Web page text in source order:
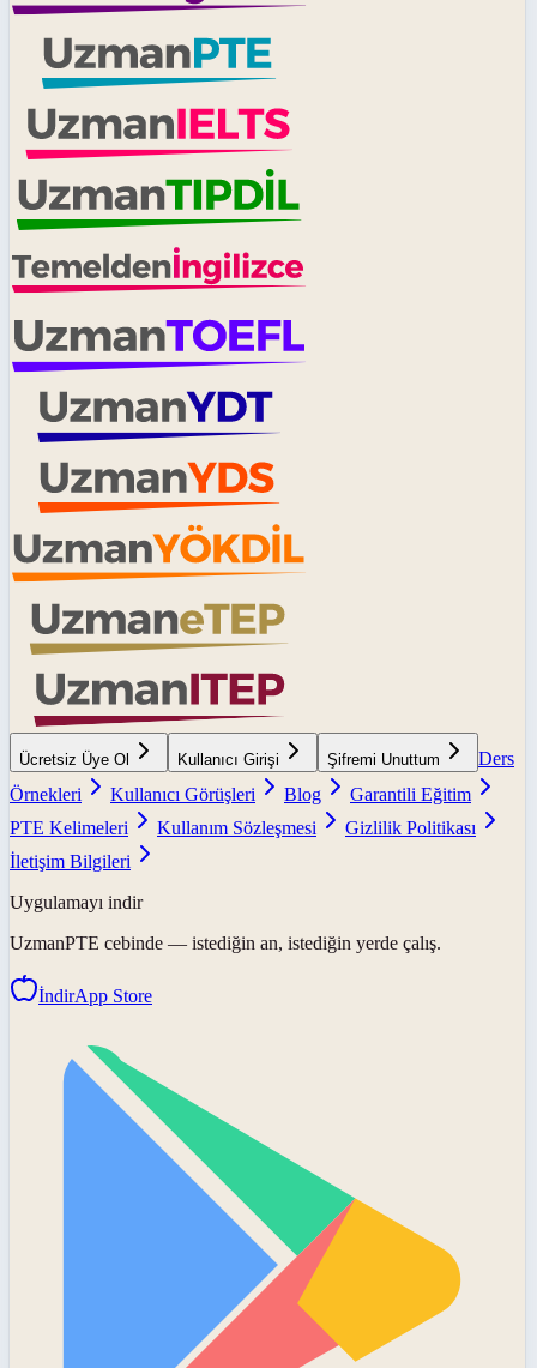
Ücretsiz Üye Ol Kullanıcı Girişi Şifremi Unuttum
Ders
Örnekleri
Kullanıcı Görüşleri Blog
Garantili Eğitim
PTE Kelimeleri
Kullanım Sözleşmesi
Gizlilik Politikası
İletişim Bilgileri
Uygulamayı indir
UzmanPTE cebinde — istediğin an, istediğin yerde çalış.
İndirApp Store